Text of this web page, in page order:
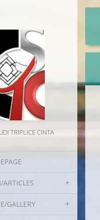
TRIPLICE CINTA
ARTICLES
GALLERY